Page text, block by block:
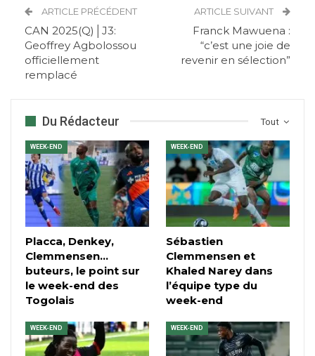
ARTICLE PRÉCÉDENT
CAN 2025(Q)│J3:
Geoffrey Agbolossou
officiellement
remplacé
ARTICLE SUIVANT
Franck Mawuena :
“c’est une joie de
revenir en sélection”
Tout
Du Rédacteur
WEEK-END
Placca, Denkey,
Clemmensen…
buteurs, le point sur
le week-end des
Togolais
WEEK-END
Sébastien
Clemmensen et
Khaled Narey dans
l’équipe type du
week-end
WEEK-END WEEK-END